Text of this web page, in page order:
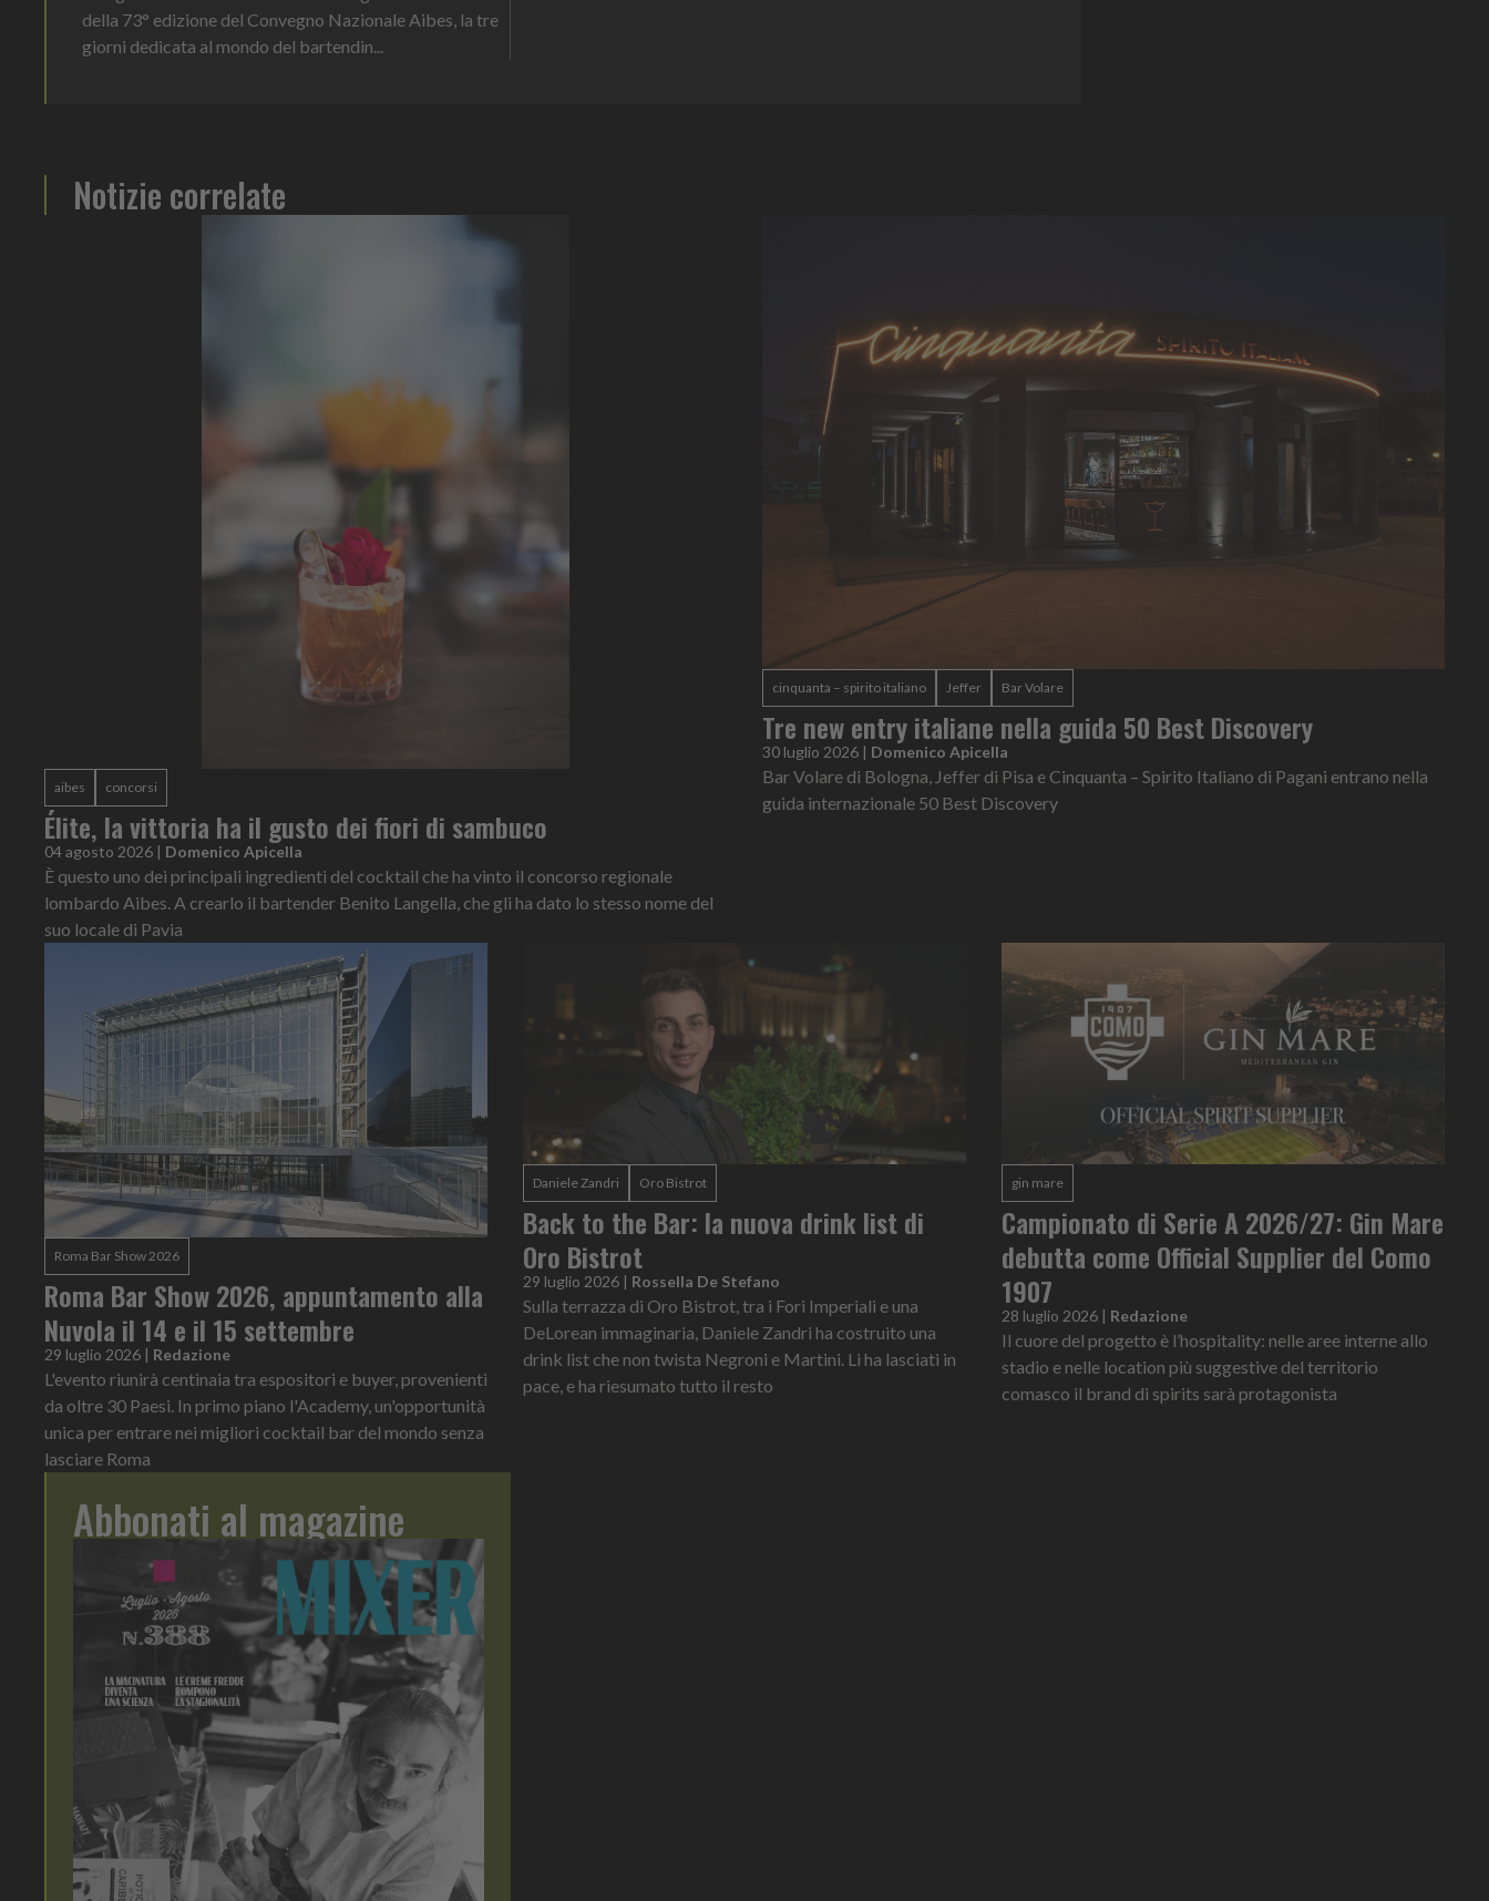
della 73° edizione del Convegno Nazionale Aibes, la tre
giorni dedicata al mondo del bartendin...
Notizie correlate
aibes concorsi
Élite, la vittoria ha il gusto dei fiori di sambuco
04 agosto 2026 | Domenico Apicella
È questo uno dei principali ingredienti del cocktail che ha vinto il concorso regionale
lombardo Aibes. A crearlo il bartender Benito Langella, che gli ha dato lo stesso nome del
suo locale di Pavia
cinquanta – spirito italiano Jeffer Bar Volare
Tre new entry italiane nella guida 50 Best Discovery
30 luglio 2026 | Domenico Apicella
Bar Volare di Bologna, Jeffer di Pisa e Cinquanta – Spirito Italiano di Pagani entrano nella
guida internazionale 50 Best Discovery
Roma Bar Show 2026
Roma Bar Show 2026, appuntamento alla
Nuvola il 14 e il 15 settembre
29 luglio 2026 | Redazione
L'evento riunirà centinaia tra espositori e buyer, provenienti
da oltre 30 Paesi. In primo piano l'Academy, un'opportunità
unica per entrare nei migliori cocktail bar del mondo senza
lasciare Roma
Daniele Zandri Oro Bistrot
Back to the Bar: la nuova drink list di
Oro Bistrot
29 luglio 2026 | Rossella De Stefano
Sulla terrazza di Oro Bistrot, tra i Fori Imperiali e una
DeLorean immaginaria, Daniele Zandri ha costruito una
drink list che non twista Negroni e Martini. Li ha lasciati in
pace, e ha riesumato tutto il resto
gin mare
Campionato di Serie A 2026/27: Gin Mare
debutta come Official Supplier del Como
1907
28 luglio 2026 | Redazione
Il cuore del progetto è l’hospitality: nelle aree interne allo
stadio e nelle location più suggestive del territorio
comasco il brand di spirits sarà protagonista
Abbonati al magazine